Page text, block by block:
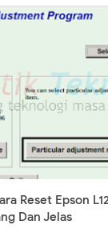
Reset Epson
Dan Jelas